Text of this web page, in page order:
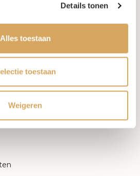
Details tonen
Alles toestaan
toestaan
Weigeren